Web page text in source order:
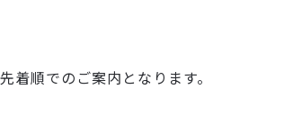
着順でのご案内となります。